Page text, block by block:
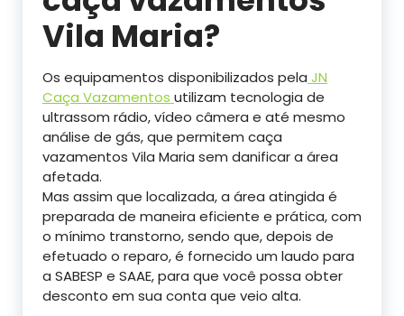
Vila Maria?
Os equipamentos disponibilizados pela JN
Caça Vazamentos utilizam tecnologia de
ultrassom rádio, vídeo câmera e até mesmo
análise de gás, que permitem caça
vazamentos Vila Maria sem danificar a área
afetada.
Mas assim que localizada, a área atingida é
preparada de maneira eficiente e prática, com
o mínimo transtorno, sendo que, depois de
efetuado o reparo, é fornecido um laudo para
a SABESP e SAAE, para que você possa obter
desconto em sua conta que veio alta.